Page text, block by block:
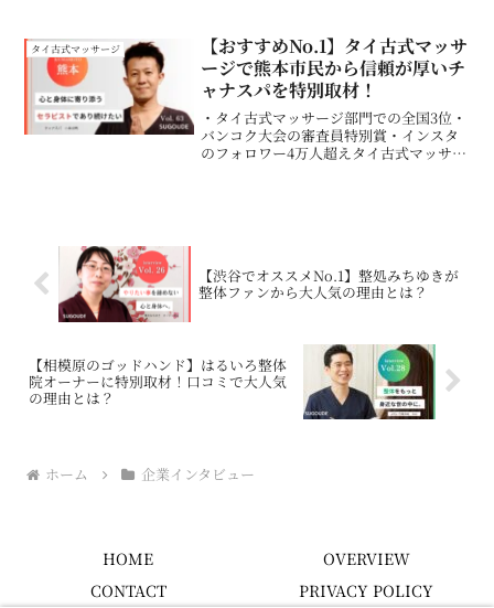
っという間にファンになりました。
タイ古式マッサージ
【おすすめNo.1】タイ古式マッサ
ージで熊本市民から信頼が厚いチ
ャナスパを特別取材！
・タイ古式マッサージ部門での全国3位・
バンコク大会の審査員特別賞・インスタ
のフォロワー4万人超えタイ古式マッサー
【渋谷でオススメNo.1】整処みちゆきが
整体ファンから大人気の理由とは？
【相模原のゴッドハンド】はるいろ整体
院オーナーに特別取材！口コミで大人気
の理由とは？
ホーム 企業インタビュー
HOME
OVERVIEW
CONTACT
PRIVACY POLICY